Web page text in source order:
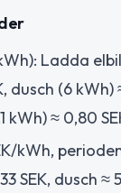
Ladda
dusch (6 kWh)
kWh) ≈ 0,80
kWh,
SEK, dusch ≈